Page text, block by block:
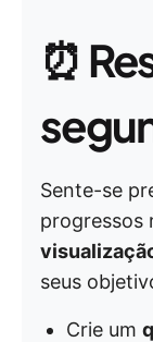
⏰
Sente-se
progressos
seus
Crie um